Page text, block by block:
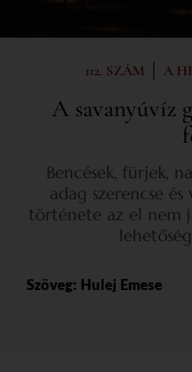
112. SZÁM | A
A savanyúvíz
Bencések, fürjek,
adag szerencse
története az el nem
Szöveg: Hulej Emese